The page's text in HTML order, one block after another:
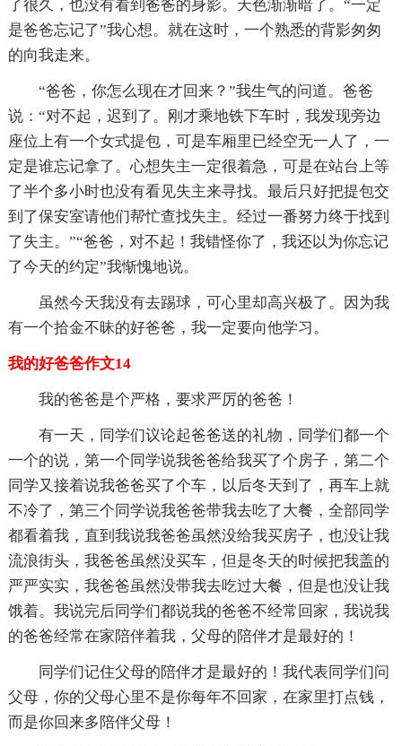
了很久，也没有看到爸爸的身影。天色渐渐暗了。“一定
是爸爸忘记了”我心想。就在这时，一个熟悉的背影匆匆
的向我走来。
“爸爸，你怎么现在才回来？”我生气的问道。爸爸
说：“对不起，迟到了。刚才乘地铁下车时，我发现旁边
座位上有一个女式提包，可是车厢里已经空无一人了，一
定是谁忘记拿了。心想失主一定很着急，可是在站台上等
了半个多小时也没有看见失主来寻找。最后只好把提包交
到了保安室请他们帮忙查找失主。经过一番努力终于找到
了失主。”“爸爸，对不起！我错怪你了，我还以为你忘记
了今天的约定”我惭愧地说。
虽然今天我没有去踢球，可心里却高兴极了。因为我
有一个拾金不昧的好爸爸，我一定要向他学习。
我的好爸爸作文14
我的爸爸是个严格，要求严厉的爸爸！
有一天，同学们议论起爸爸送的礼物，同学们都一个
一个的说，第一个同学说我爸爸给我买了个房子，第二个
同学又接着说我爸爸买了个车，以后冬天到了，再车上就
不冷了，第三个同学说我爸爸带我去吃了大餐，全部同学
都看着我，直到我说我爸爸虽然没给我买房子，也没让我
流浪街头，我爸爸虽然没买车，但是冬天的时候把我盖的
严严实实，我爸爸虽然没带我去吃过大餐，但是也没让我
饿着。我说完后同学们都说我的爸爸不经常回家，我说我
的爸爸经常在家陪伴着我，父母的陪伴才是最好的！
同学们记住父母的陪伴才是最好的！我代表同学们问
父母，你的父母心里不是你每年不回家，在家里打点钱，
而是你回来多陪伴父母！